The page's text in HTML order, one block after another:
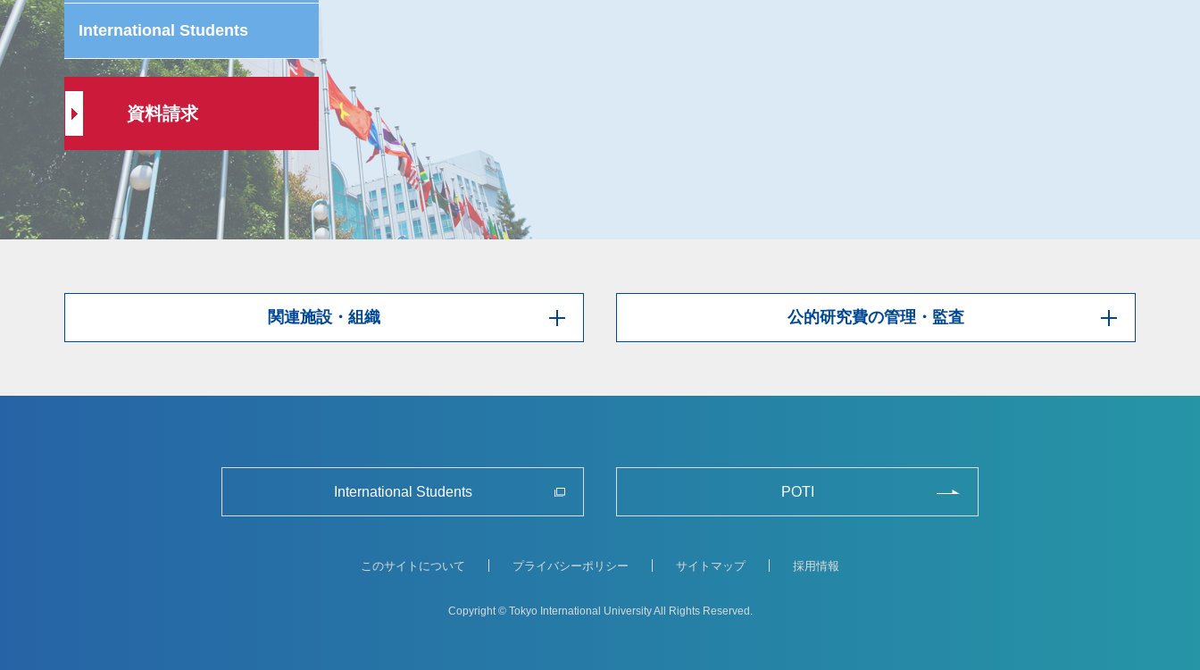
International Students
資料請求
関連施設・組織 公的研究費の管理・監査
International Students POTI
このサイトについて プライバシーポリシー サイトマップ 採用情報
Copyright © Tokyo International UniversityAll Rights Reserved.